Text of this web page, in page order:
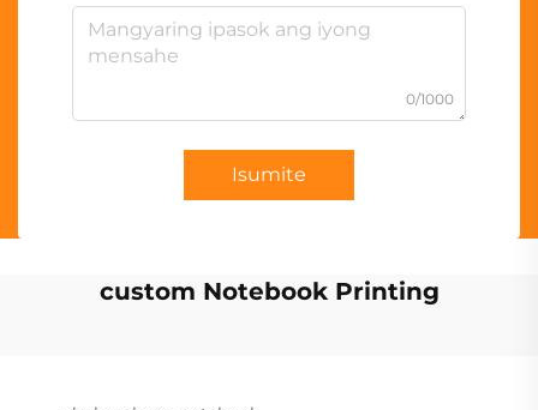
0/1000
Isumite
custom Notebook Printing